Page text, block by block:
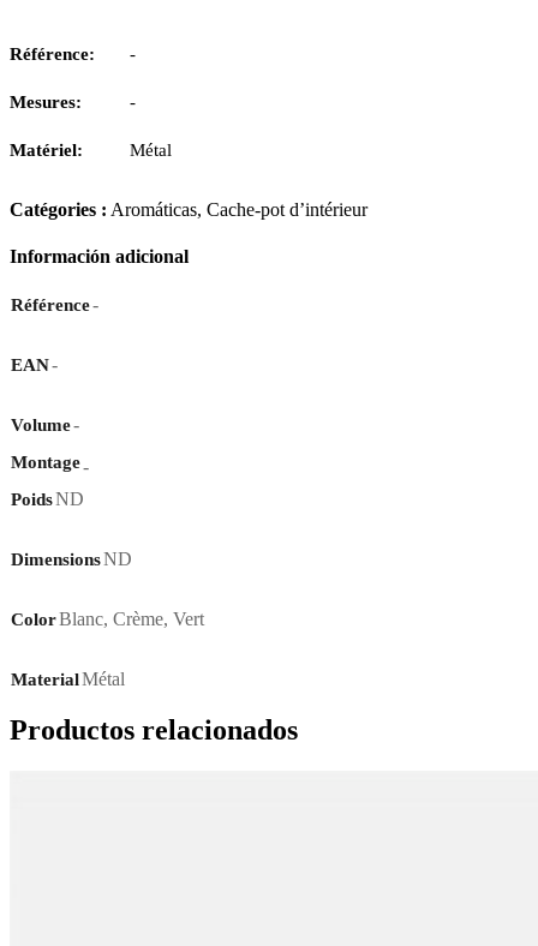
Référence: -
Mesures: -
Matériel: Métal
Catégories : Aromáticas, Cache-pot d’intérieur
Información adicional
Référence-
EAN-
Volume-
Montage-
PoidsND
DimensionsND
ColorBlanc, Crème, Vert
MaterialMétal
Productos relacionados